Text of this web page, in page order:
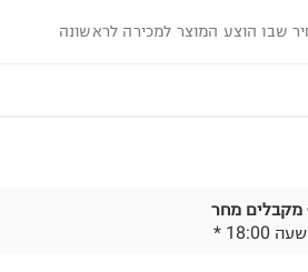
שבו הוצע המוצר למכירה לראשונה